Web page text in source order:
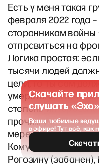
Есть у меня такая
февраля 2022 года
сторонникам войны
отправиться на
Логика простая:
тысячи людей
цели, то ты сам
умереть. И что-то
степень интереса к
прочим
мере продвижения
Кому-то я только не
Рогозину
Скачайте
слушать «Эхо»
Ваши любимые
в эфире! Тут всё,